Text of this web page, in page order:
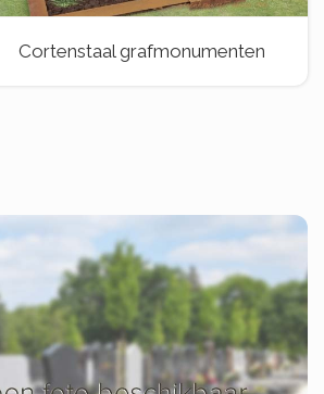
Cortenstaal grafmonumenten